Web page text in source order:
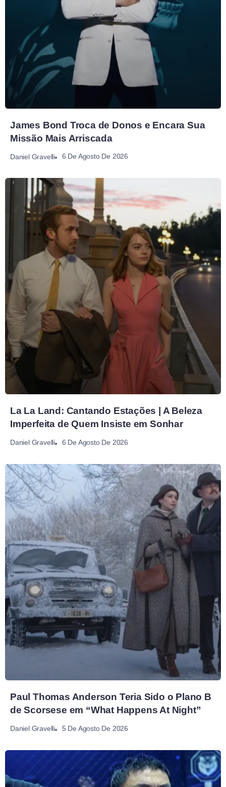
James Bond Troca de Donos e Encara Sua
Missão Mais Arriscada
Daniel Gravelli 6 De Agosto De 2026
La La Land: Cantando Estações | A Beleza
Imperfeita de Quem Insiste em Sonhar
Daniel Gravelli 6 De Agosto De 2026
Paul Thomas Anderson Teria Sido o Plano B
de Scorsese em “What Happens At Night”
Daniel Gravelli 5 De Agosto De 2026